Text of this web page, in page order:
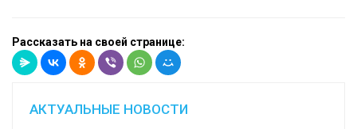
Рассказать на своей странице:
АКТУАЛЬНЫЕ НОВОСТИ